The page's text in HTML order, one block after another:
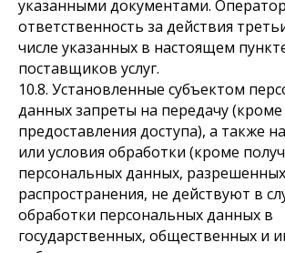
указанными документами.
ответственность за действия
числе указанных в настоящем
поставщиков услуг.
10.8. Установленные субъектом
данных запреты на передачу (кроме
предоставления доступа), а также
или условия обработки (кроме
персональных данных,
распространения, не действуют в
обработки персональных данных в
государственных, общественных и